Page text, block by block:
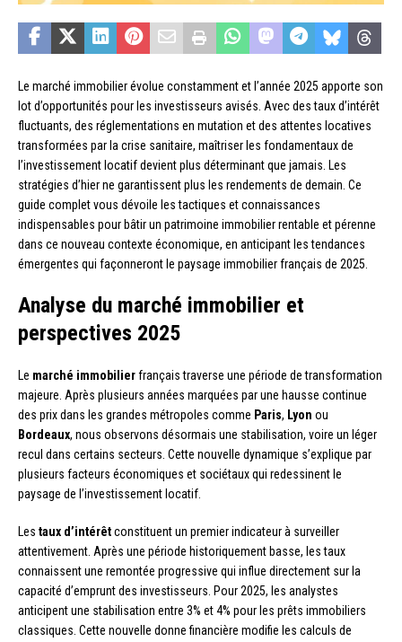
Le marché immobilier évolue constamment et l’année 2025 apporte son
lot d’opportunités pour les investisseurs avisés. Avec des taux d’intérêt
fluctuants, des réglementations en mutation et des attentes locatives
transformées par la crise sanitaire, maîtriser les fondamentaux de
l’investissement locatif devient plus déterminant que jamais. Les
stratégies d’hier ne garantissent plus les rendements de demain. Ce
guide complet vous dévoile les tactiques et connaissances
indispensables pour bâtir un patrimoine immobilier rentable et pérenne
dans ce nouveau contexte économique, en anticipant les tendances
émergentes qui façonneront le paysage immobilier français de 2025.
Analyse du marché immobilier et
perspectives 2025
Le marché immobilierfrançais traverse une période de transformation
majeure. Après plusieurs années marquées par une hausse continue
des prix dans les grandes métropoles comme Paris, Lyon ou
Bordeaux, nous observons désormais une stabilisation, voire un léger
recul dans certains secteurs. Cette nouvelle dynamique s’explique par
plusieurs facteurs économiques et sociétaux qui redessinent le
paysage de l’investissement locatif.
Les taux d’intérêtconstituent un premier indicateur à surveiller
attentivement. Après une période historiquement basse, les taux
connaissent une remontée progressive qui influe directement sur la
capacité d’emprunt des investisseurs. Pour 2025, les analystes
anticipent une stabilisation entre 3% et 4% pour les prêts immobiliers
classiques. Cette nouvelle donne financière modifie les calculs de